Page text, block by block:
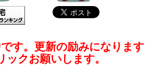
す。更新の励みになります
ックお願いします。